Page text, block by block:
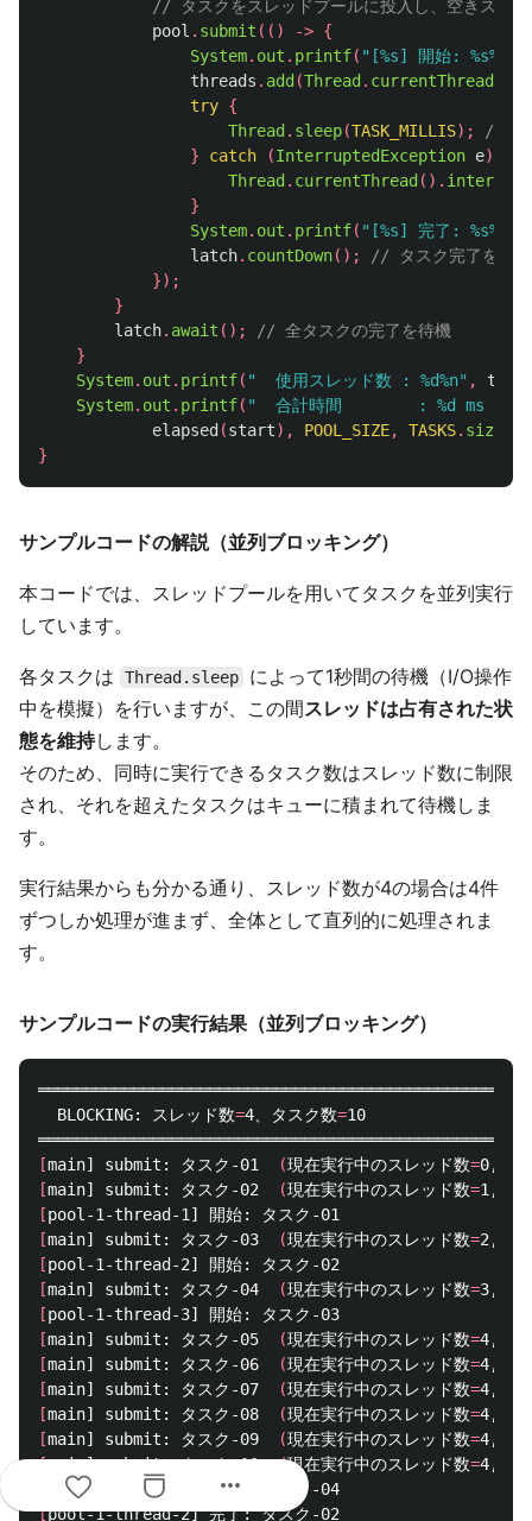
// タスクをスレッドプールに投入し、空きスレ
pool . submit (() -> {
System. out . printf( "[%s] 開始: %s%n"
threads . add (Thread . currentThread
try {
Thread . sleep(TASK_MILLIS);
// I/O
}
catch (InterruptedException e)
Thread . currentThread (). interrupt
}
System. out . printf( "[%s] 完了: %s%n"
latch. countDown();
// タスク完了をカ
});
}
latch. await ();
// 全タスクの完了を待機
}
System. out . printf( "  使用スレッド数 : %d%n" ,
System. out . printf( "  合計時間        : %d ms  ※ タス
elapsed (start), POOL_SIZE, TASKS. size
}
サンプルコードの解説（並列ブロッキング）
本コードでは、スレッドプールを用いてタスクを並列実行
しています。
各タスクは Thread.sleep
によって1秒間の待機（I/O操作
中を模擬）を行いますが、この間スレッドは占有された状
態を維持します。
そのため、同時に実行できるタスク数はスレッド数に制限
され、それを超えたタスクはキューに積まれて待機しま
す。
実行結果からも分かる通り、スレッド数が4の場合は4件
ずつしか処理が進まず、全体として直列的に処理されま
す。
サンプルコードの実行結果（並列ブロッキング）
  BLOCKING: スレッド数
=4、タスク数=10
[main] submit: タスク-01 (現在実行中のスレッド数=0, キ
[main] submit: タスク-02 (現在実行中のスレッド数=1, キ
[
[main] submit: タスク-03 (現在実行中のスレッド数=2, キ
[
[main] submit: タスク-04 (現在実行中のスレッド数=3, キ
[
[main] submit: タスク-05 (現在実行中のスレッド数=4, キ
[main] submit: タスク-06 (現在実行中のスレッド数=4, キ
[main] submit: タスク-07 (現在実行中のスレッド数=4, キ
[main] submit: タスク-08 (現在実行中のスレッド数=4, キ
[main] submit: タスク-09 (現在実行中のスレッド数=4, キ
[main] submit: タスク-10 (現在実行中のスレッド数=4, キ
[
more_horiz